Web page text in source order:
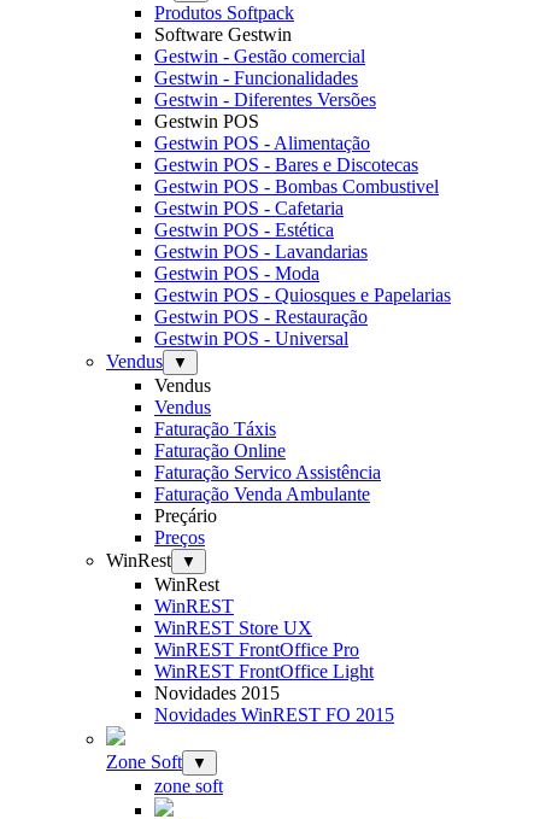
Produtos Softpack
Software Gestwin
Gestwin - Gestão comercial
Gestwin - Funcionalidades
Gestwin - Diferentes Versões
Gestwin POS
Gestwin POS - Alimentação
Gestwin POS - Bares e Discotecas
Gestwin POS - Bombas Combustivel
Gestwin POS - Cafetaria
Gestwin POS - Estética
Gestwin POS - Lavandarias
Gestwin POS - Moda
Gestwin POS - Quiosques e Papelarias
Gestwin POS - Restauração
Gestwin POS - Universal
Vendus
▼
Vendus
Vendus
Faturação Táxis
Faturação Online
Faturação Servico Assistência
Faturação Venda Ambulante
Preçário
Preços
WinRest
▼
WinRest
WinREST
WinREST Store UX
WinREST FrontOffice Pro
WinREST FrontOffice Light
Novidades 2015
Novidades WinREST FO 2015
Zone Soft ▼
zone soft